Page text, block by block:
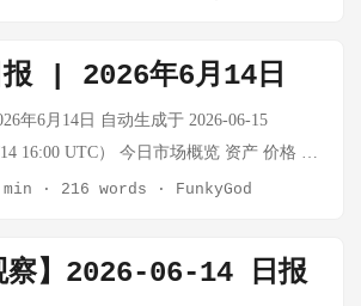
ARK同步买入AeroVironment和Kratos等
股价近期跌破$135 IPO发行价，ARK
ARK卖出$1170万AMD (半导体止盈) 📰
million of tumbling semiconductor stock
重点操作一览 (7月中旬) 日期 标的 方向
报 | 2026年6月14日
年6月14日 自动生成于 2026-06-15
16:00 UTC） 今日市场概览 资产 价格 涨
$63,397 +1.82% 6/12收盘（周五），
— 非交易日，参考6/12数据 注：6月14日为
· 216 words · FunkyGod
察】2026-06-14 日报